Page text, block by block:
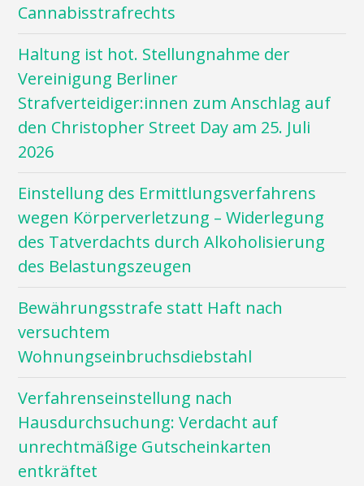
Cannabisstrafrechts
Haltung ist hot. Stellungnahme der
Vereinigung Berliner
Strafverteidiger:innen zum Anschlag auf
den Christopher Street Day am 25. Juli
2026
Einstellung des Ermittlungsverfahrens
wegen Körperverletzung – Widerlegung
des Tatverdachts durch Alkoholisierung
des Belastungszeugen
Bewährungsstrafe statt Haft nach
versuchtem
Wohnungseinbruchsdiebstahl
Verfahrenseinstellung nach
Hausdurchsuchung: Verdacht auf
unrechtmäßige Gutscheinkarten
entkräftet